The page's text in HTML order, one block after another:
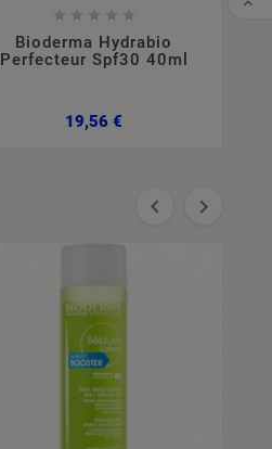
    
Bioderma Hydrabio
Perfecteur Spf30 40ml
19,56 €
 